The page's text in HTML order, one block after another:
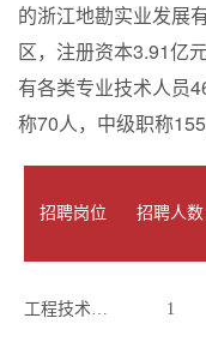
的浙江地勘实业发展
区，注册资本3.91亿
有各类专业技术人员
称70人，中级职称155
招聘岗位 招聘人数
1